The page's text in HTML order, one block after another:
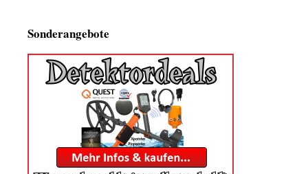
Sonderangebote